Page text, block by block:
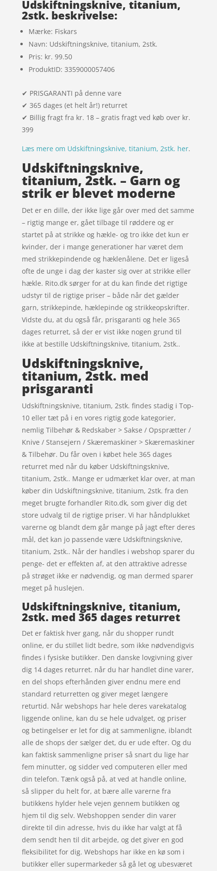
er
Udskiftningsknive, titanium,
2stk. beskrivelse:
Mærke: Fiskars
Navn: Udskiftningsknive, titanium, 2stk.
Pris: kr. 99.50
ProduktID: 3359000057406
✔ PRISGARANTI på denne vare
✔ 365 dages (et helt år!) returret
✔ Billig fragt fra kr. 18 – gratis fragt ved køb over kr.
399
Læs mere om Udskiftningsknive, titanium, 2stk. her.
Udskiftningsknive,
titanium, 2stk. – Garn og
strik er blevet moderne
Det er en dille, der ikke lige går over med det samme
– rigtig mange er, gået tilbage til røddere og er
startet på at strikke og hækle- og tro ikke det kun er
kvinder, der i mange generationer har været dem
med strikkepindende og hæklenålene. Det er ligeså
ofte de unge i dag der kaster sig over at strikke eller
hækle. Rito.dk sørger for at du kan finde det rigtige
udstyr til de rigtige priser – både når det gælder
garn, strikkepinde, hæklepinde og strikkeopskrifter.
Vidste du, at du også får, prisgaranti og hele 365
dages returret, så der er vist ikke nogen grund til
ikke at bestille Udskiftningsknive, titanium, 2stk..
Udskiftningsknive,
titanium, 2stk. med
prisgaranti
Udskiftningsknive, titanium, 2stk. findes stadig i Top-
10 eller tæt på i en vores rigtig gode kategorier,
nemlig Tilbehør & Redskaber > Sakse / Opsprætter /
Knive / Stansejern / Skæremaskiner > Skæremaskiner
& Tilbehør. Du får oven i købet hele 365 dages
returret med når du køber Udskiftningsknive,
titanium, 2stk.. Mange er udmærket klar over, at man
køber din Udskiftningsknive, titanium, 2stk. fra den
meget brugte forhandler Rito.dk, som giver dig det
store udvalg til de rigtige priser. Vi har håndplukket
varerne og blandt dem går mange på jagt efter deres
mål, det kan jo passende være Udskiftningsknive,
titanium, 2stk.. Når der handles i webshop sparer du
penge- det er effekten af, at den attraktive adresse
på strøget ikke er nødvendig, og man dermed sparer
meget på huslejen.
Udskiftningsknive, titanium,
2stk. med 365 dages returret
Det er faktisk hver gang, når du shopper rundt
online, er du stillet lidt bedre, som ikke nødvendigvis
findes i fysiske butikker. Den danske lovgivning giver
dig 14 dages returret. når du har handlet dine varer,
en del shops efterhånden giver endnu mere end
standard returretten og giver meget længere
returtid. Når webshops har hele deres varekatalog
liggende online, kan du se hele udvalget, og priser
og betingelser er let for dig at sammenligne, iblandt
alle de shops der sælger det, du er ude efter. Og du
kan faktisk sammenligne priser så snart du lige har
fem minutter, og sidder ved computeren eller med
din telefon. Tænk også på, at ved at handle online,
så slipper du helt for, at bære alle varerne fra
butikkens hylder hele vejen gennem butikken og
hjem til dig selv. Webshoppen sender din varer
direkte til din adresse, hvis du ikke har valgt at få
dem sendt hen til dit arbejde, og det giver en god
fleksibilitet for dig. Webshops har ikke en kø som i
butikker eller supermarkeder så gå let og ubesværet